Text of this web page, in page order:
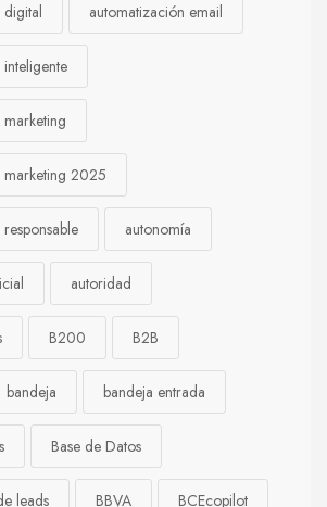
digital automatización email
marketing 2025
autonomía
autoridad
B200 B2B
bandeja bandeja entrada
Base de Datos
leads BBVA BCEcopilot